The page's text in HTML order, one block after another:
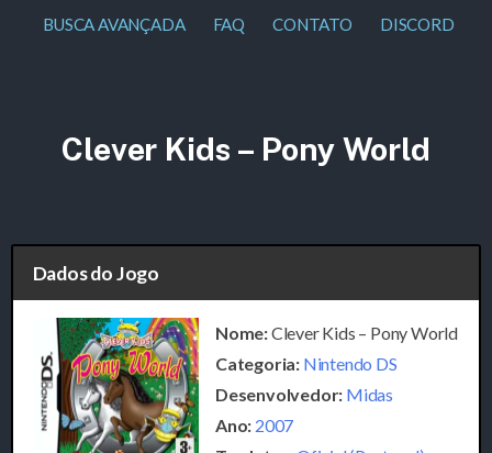
BUSCA AVANÇADA FAQ CONTATO DISCORD
Clever Kids – Pony World
Dados do Jogo
Nome:Clever Kids – Pony World
Categoria: Nintendo DS
Desenvolvedor: Midas
Ano: 2007